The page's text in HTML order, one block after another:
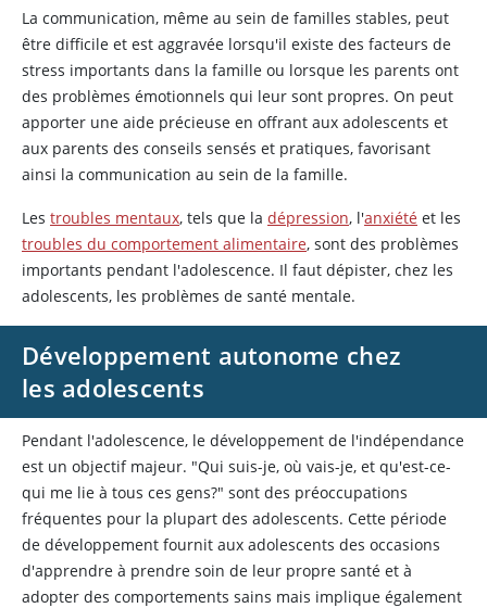
La communication, même au sein de familles stables, peut
être difficile et est aggravée lorsqu'il existe des facteurs de
stress importants dans la famille ou lorsque les parents ont
des problèmes émotionnels qui leur sont propres. On peut
apporter une aide précieuse en offrant aux adolescents et
aux parents des conseils sensés et pratiques, favorisant
ainsi la communication au sein de la famille.
Les troubles mentaux, tels que la dépression, l'anxiété et les
troubles du comportement alimentaire, sont des problèmes
importants pendant l'adolescence. Il faut dépister, chez les
adolescents, les problèmes de santé mentale.
Développement autonome chez
les adolescents
Pendant l'adolescence, le développement de l'indépendance
est un objectif majeur. "Qui suis-je, où vais-je, et qu'est-ce-
qui me lie à tous ces gens?" sont des préoccupations
fréquentes pour la plupart des adolescents. Cette période
de développement fournit aux adolescents des occasions
d'apprendre à prendre soin de leur propre santé et à
adopter des comportements sains mais implique également